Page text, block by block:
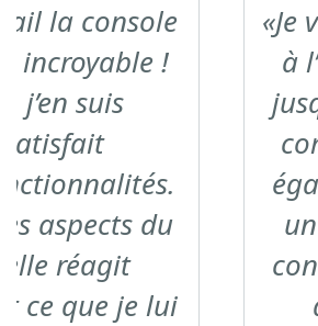
Je veux aussi tirer
à l’ECC. J’en ai usé
jusqu’à présent, il
comporté. Votre
également
un travail
conception et la
de l’ECC jusqu’à